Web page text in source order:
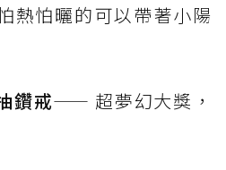
熱怕曬的可以帶著小陽
鑽戒—— 超夢幻大獎，